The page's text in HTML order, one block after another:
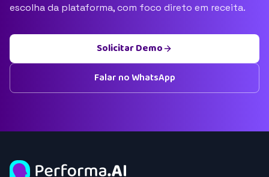
escolha da plataforma, com foco direto em receita.
Solicitar Demo
Falar no WhatsApp